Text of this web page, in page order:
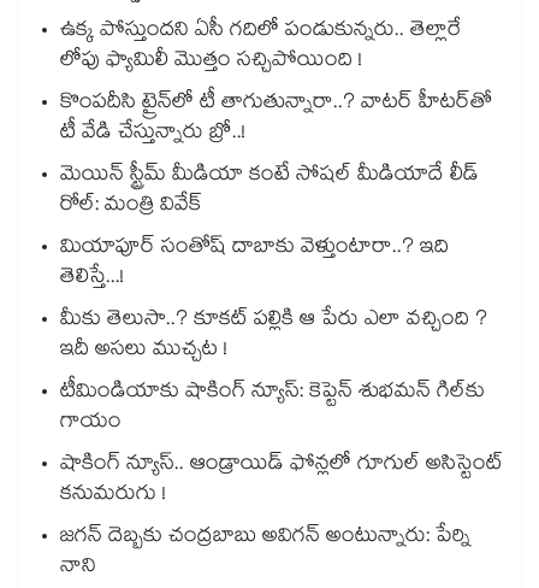
ఉక్క పోస్తుందని ఏసీ గదిలో పండుకున్నరు.. తెల్లారే
లోపు ఫ్యామిలీ మొత్తం సచ్చిపోయింది !
కొంపదీసి ట్రైన్⁬లో టీ తాగుతున్నారా..? వాటర్ హీటర్⁭⁭తో
టీ వేడి చేస్తున్నారు బ్రో..!
మెయిన్ స్ట్రీమ్ మీడియా కంటే సోషల్ మీడియాదే లీడ్
రోల్: మంత్రి వివేక్
మియాపూర్ సంతోష్ దాబాకు వెళ్తుంటారా..? ఇది
తెలిస్తే...!
మీకు తెలుసా..? కూకట్ పల్లికి ఆ పేరు ఎలా వచ్చింది ?
ఇదీ అసలు ముచ్చట !
టీమిండియాకు షాకింగ్ న్యూస్: కెప్టెన్ శుభమన్ గిల్‎కు
గాయం
షాకింగ్ న్యూస్.. ఆండ్రాయిడ్ ఫోన్లలో గూగుల్ అసిస్టెంట్
కనుమరుగు !
జగన్ దెబ్బకు చంద్రబాబు అవిగన్ అంటున్నారు: పేర్ని
నాని